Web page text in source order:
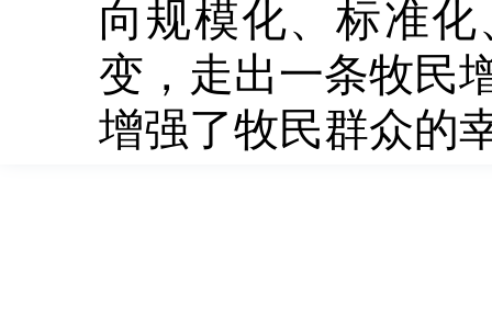
向规模化、标准
变，走出一条牧民
增强了牧民群众的